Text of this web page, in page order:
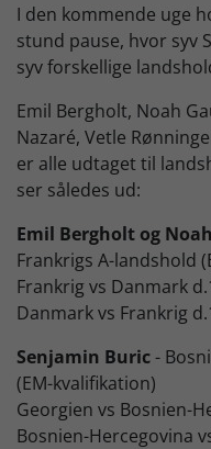
Nyhedsbrev
Køb Billet
I den kommende uge
stund pause, hvor syv
syv forskellige
Emil Bergholt, Noah
Nazaré, Vetle
er alle udtaget til
ser således ud:
Emil Bergholt og
Frankrigs A-landshold
Frankrig vs Danmark
Danmark vs Frankrig
Senjamin Buric-
(EM-kvalifikation)
Georgien vs Bosnien-
Bosnien-Hercegovina